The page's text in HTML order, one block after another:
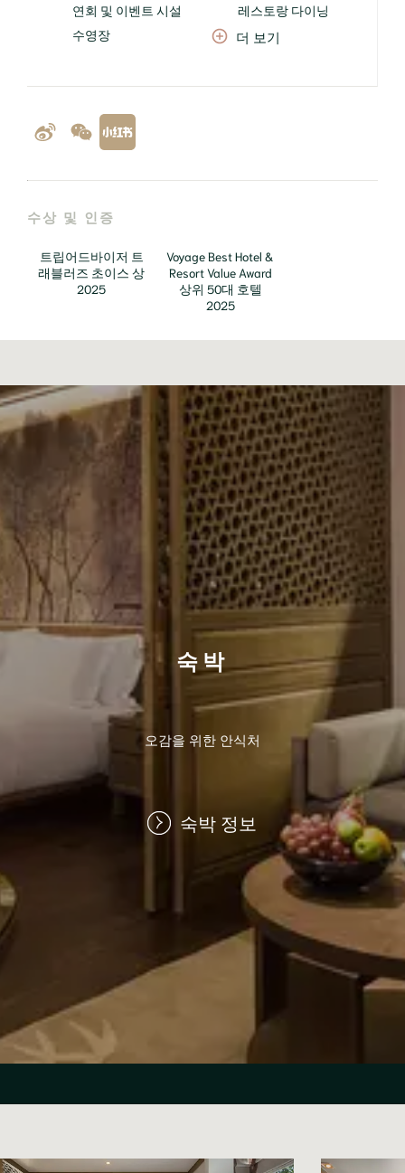
연회 및 이벤트 시설
레스토랑 다이닝
수영장
더 보기
수상 및 인증
트립어드바이저 트
래블러즈 초이스 상
2025
Voyage Best Hotel &
Resort Value Award
상위 50대 호텔
2025
숙박
오감을 위한 안식처
숙박 정보